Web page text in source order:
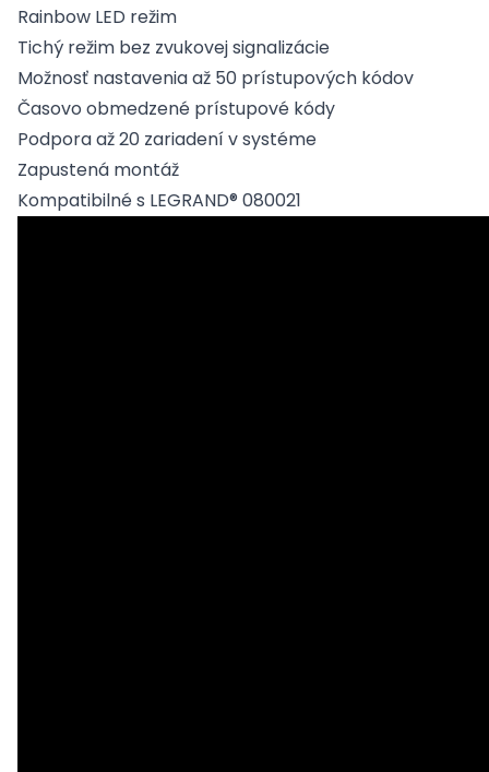
Rainbow LED režim
Tichý režim bez zvukovej signalizácie
Možnosť nastavenia až 50 prístupových kódov
Časovo obmedzené prístupové kódy
Podpora až 20 zariadení v systéme
Zapustená montáž
Kompatibilné s LEGRAND® 080021